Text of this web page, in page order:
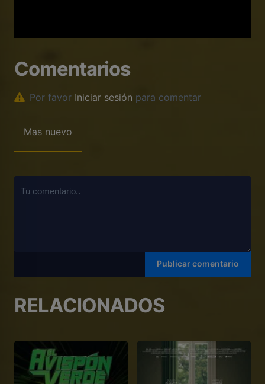
Comentarios
Por favor Iniciar sesión para comentar
Mas nuevo
RELACIONADOS